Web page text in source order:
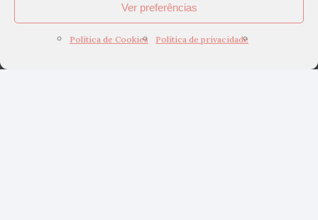
Ver preferências
Política de Cookies Política de privacidade